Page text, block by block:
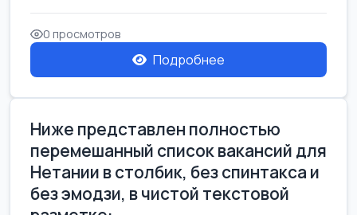
Разнорабочий на сборку м...
0 просмотров
Подробнее
Ниже представлен полностью
перемешанный список вакансий для
Нетании в столбик, без спинтакса и
без эмодзи, в чистой текстовой